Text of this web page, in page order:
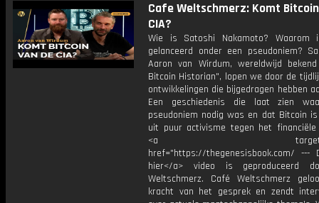
Cafe Weltschmerz: Komt
CIA?
Wie is Satoshi Nakamoto? Waarom
gelanceerd onder een pseudoniem?
Aaron van Wirdum, wereldwijd
Bitcoin Historian", lopen we door de
ontwikkelingen die bijgedragen hebben
Een geschiedenis die laat zien
pseudoniem nodig was en dat Bitcoin
uit puur activisme tegen het financiële
<a
href="https://thegenesisbook.com/ ---
hier</a> video is geproduceerd
Weltschmerz. Café Weltschmerz
kracht van het gesprek en zendt